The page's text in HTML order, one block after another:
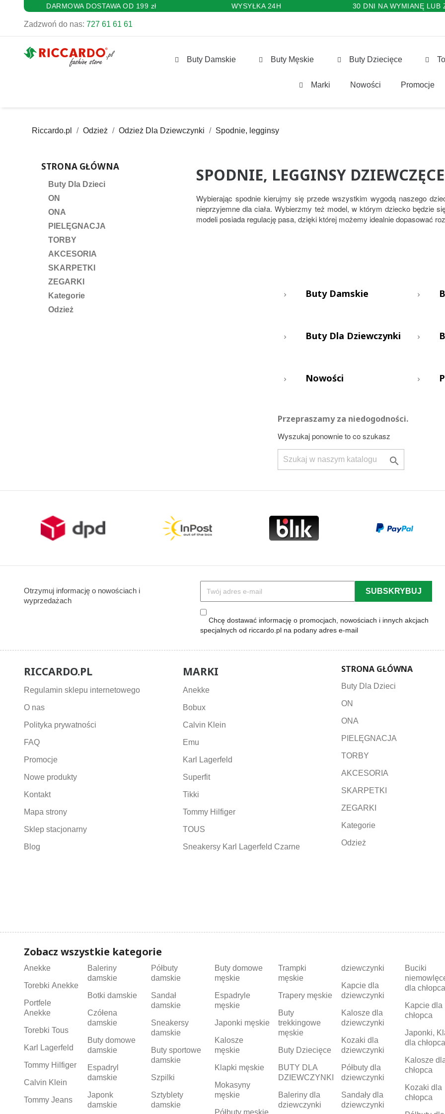
DARMOWA DOSTAWA OD 199 zł WYSYŁKA 24H 30 DNI NA WYMIANĘ LUB
Zadzwoń do nas: 727 61 61 61
Buty Damskie Buty Męskie Buty Dziecięce
Marki Nowości Promocje
Riccardo.pl Odzież Odzież Dla Dziewczynki Spodnie, legginsy
STRONA GŁÓWNA
Buty Dla Dzieci
ON
ONA
PIELĘGNACJA
TORBY
AKCESORIA
SKARPETKI
ZEGARKI
Kategorie
Odzież
SPODNIE, LEGGINSY DZIEWCZĘCE
Wybierając spodnie kierujmy się przede wszystkim wygodą naszego
nieprzyjemne dla ciała. Wybierzmy też model, w którym dziecko będzie
modeli posiada regulację pasa, dzięki której możemy idealnie dopasować
Buty Damskie
Buty Dla Dziewczynki
Nowości
Przepraszamy za niedogodności.
Wyszukaj ponownie to co szukasz

Otrzymuj informację o nowościach i
wyprzedażach
Chcę dostawać informację o promocjach, nowościach i innych akcjach
specjalnych od riccardo.pl na podany adres e-mail
RICCARDO.PL
Regulamin sklepu internetowego
O nas
Polityka prywatności
FAQ
Promocje
Nowe produkty
Kontakt
Mapa strony
Sklep stacjonarny
Blog
MARKI
Anekke
Bobux
Calvin Klein
Emu
Karl Lagerfeld
Superfit
Tikki
Tommy Hilfiger
TOUS
Sneakersy Karl Lagerfeld Czarne
STRONA GŁÓWNA
Buty Dla Dzieci
ON
ONA
PIELĘGNACJA
TORBY
AKCESORIA
SKARPETKI
ZEGARKI
Kategorie
Odzież
Zobacz wszystkie kategorie
Anekke
Torebki Anekke
Portfele
Anekke
Torebki Tous
Karl Lagerfeld
Tommy Hilfiger
Calvin Klein
Tommy Jeans
Baleriny
damskie
Botki damskie
Czółena
damskie
Buty domowe
damskie
Espadryl
damskie
Japonk
damskie
Półbuty
damskie
Sandał
damskie
Sneakersy
damskie
Buty sportowe
damskie
Szpilki
Sztyblety
damskie
Buty domowe
męskie
Espadryle
męskie
Japonki męskie
Kalosze
męskie
Klapki męskie
Mokasyny
męskie
Półbuty męskie
Trampki
męskie
Trapery męskie
Buty
trekkingowe
męskie
Buty Dziecięce
BUTY DLA
DZIEWCZYNKI
Baleriny dla
dziewczynki
dziewczynki
Kapcie dla
dziewczynki
Kalosze dla
dziewczynki
Kozaki dla
dziewczynki
Półbuty dla
dziewczynki
Sandały dla
dziewczynki
Buciki
dla chłopca
Kapcie dla
chłopca
Japonki,
dla chłopca
Kalosze
chłopca
Kozaki dla
chłopca